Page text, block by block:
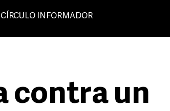
CÍRCULO INFORMADOR
contra un